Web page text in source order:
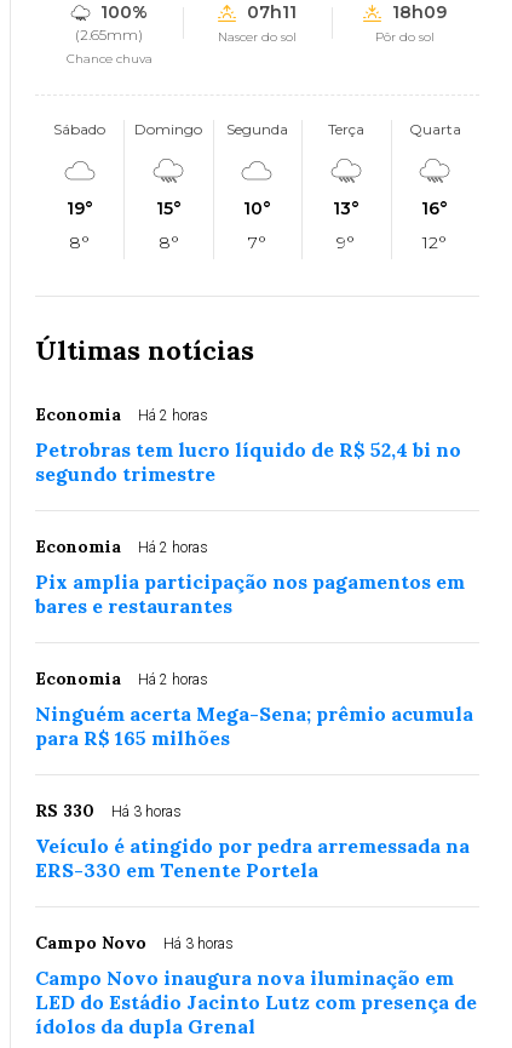
100%
(2.65mm)
Chance chuva
07h11
Nascer do sol
18h09
Pôr do sol
Sábado
19°
8°
Domingo
15°
8°
Segunda
10°
7°
Terça
13°
9°
Quarta
16°
12°
Últimas notícias
Economia Há 2 horas
Petrobras tem lucro líquido de R$ 52,4 bi no
segundo trimestre
Economia Há 2 horas
Pix amplia participação nos pagamentos em
bares e restaurantes
Economia Há 2 horas
Ninguém acerta Mega-Sena; prêmio acumula
para R$ 165 milhões
RS 330 Há 3 horas
Veículo é atingido por pedra arremessada na
ERS-330 em Tenente Portela
Campo Novo Há 3 horas
Campo Novo inaugura nova iluminação em
LED do Estádio Jacinto Lutz com presença de
ídolos da dupla Grenal